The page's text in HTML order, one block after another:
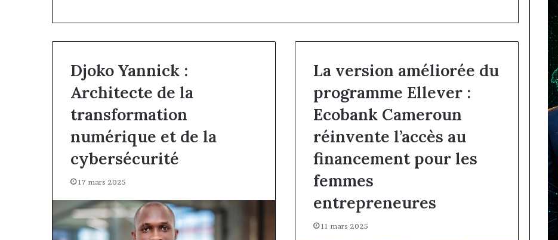
Djoko Yannick :
Architecte de la
transformation
numérique et de la
cybersécurité
17 mars 2025
La version améliorée du
programme Ellever :
Ecobank Cameroun
réinvente l’accès au
financement pour les
femmes
entrepreneures
11 mars 2025